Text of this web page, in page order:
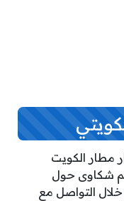
مطار الكويت
شكاوى حول
التواصل مع